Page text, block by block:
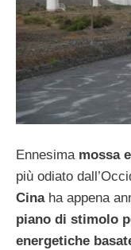
Ennesima mossa
più odiato
Cina ha appena
piano di stimolo
energetiche